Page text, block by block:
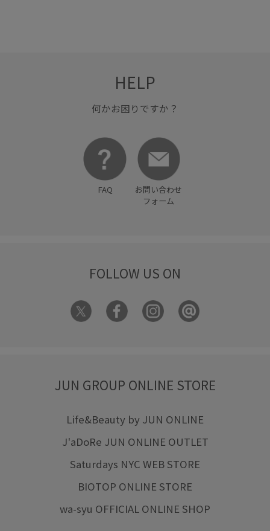
HELP
何かお困りですか？
FAQ
お問い合わせ
フォーム
FOLLOW US ON
JUN GROUP ONLINE STORE
Life&Beauty by JUN ONLINE
J'aDoRe JUN ONLINE OUTLET
Saturdays NYC WEB STORE
BIOTOP ONLINE STORE
wa-syu OFFICIAL ONLINE SHOP